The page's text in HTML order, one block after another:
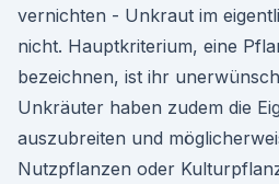
vernichten - Unkraut im
nicht. Hauptkriterium, eine
bezeichnen, ist ihr
Unkräuter haben zudem die
auszubreiten und
Nutzpflanzen oder